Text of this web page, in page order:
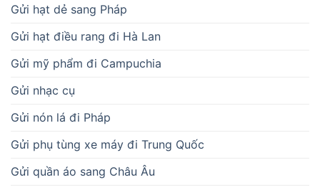
Gửi hạt dẻ sang Pháp
Gửi hạt điều rang đi Hà Lan
Gửi mỹ phẩm đi Campuchia
Gửi nhạc cụ
Gửi nón lá đi Pháp
Gửi phụ tùng xe máy đi Trung Quốc
Gửi quần áo sang Châu Âu